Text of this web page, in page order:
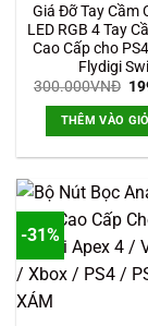
Giá Đỡ Tay Cầm
LED RGB 4 Tay
Cao Cấp cho
Flydigi
300.000VNĐ
là:
THÊM VÀO
-31%